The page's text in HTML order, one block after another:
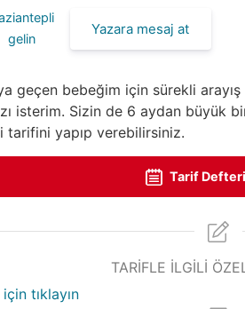
gelin
Yazara mesaj at
geçen bebeğim için sürekli
isterim. Sizin de 6 aydan büyük
tarifini yapıp verebilirsiniz.
Tarif
TARİFLE İLGİLİ
tıklayın